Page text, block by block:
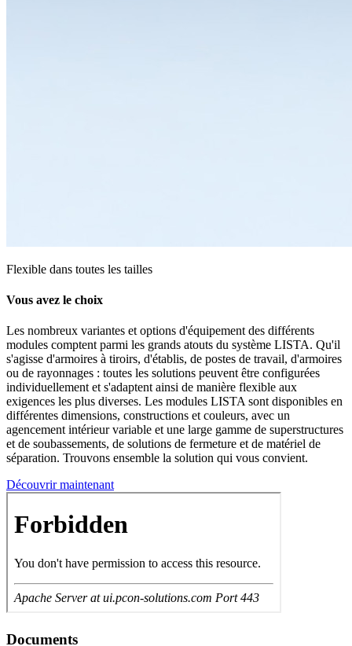
Flexible dans toutes les tailles
Vous avez le choix
Les nombreux variantes et options d'équipement des différents
modules comptent parmi les grands atouts du système LISTA. Qu'il
s'agisse d'armoires à tiroirs, d'établis, de postes de travail, d'armoires
ou de rayonnages : toutes les solutions peuvent être configurées
individuellement et s'adaptent ainsi de manière flexible aux
exigences les plus diverses. Les modules LISTA sont disponibles en
différentes dimensions, constructions et couleurs, avec un
agencement intérieur variable et une large gamme de superstructures
et de soubassements, de solutions de fermeture et de matériel de
séparation. Trouvons ensemble la solution qui vous convient.
Découvrir maintenant
Documents